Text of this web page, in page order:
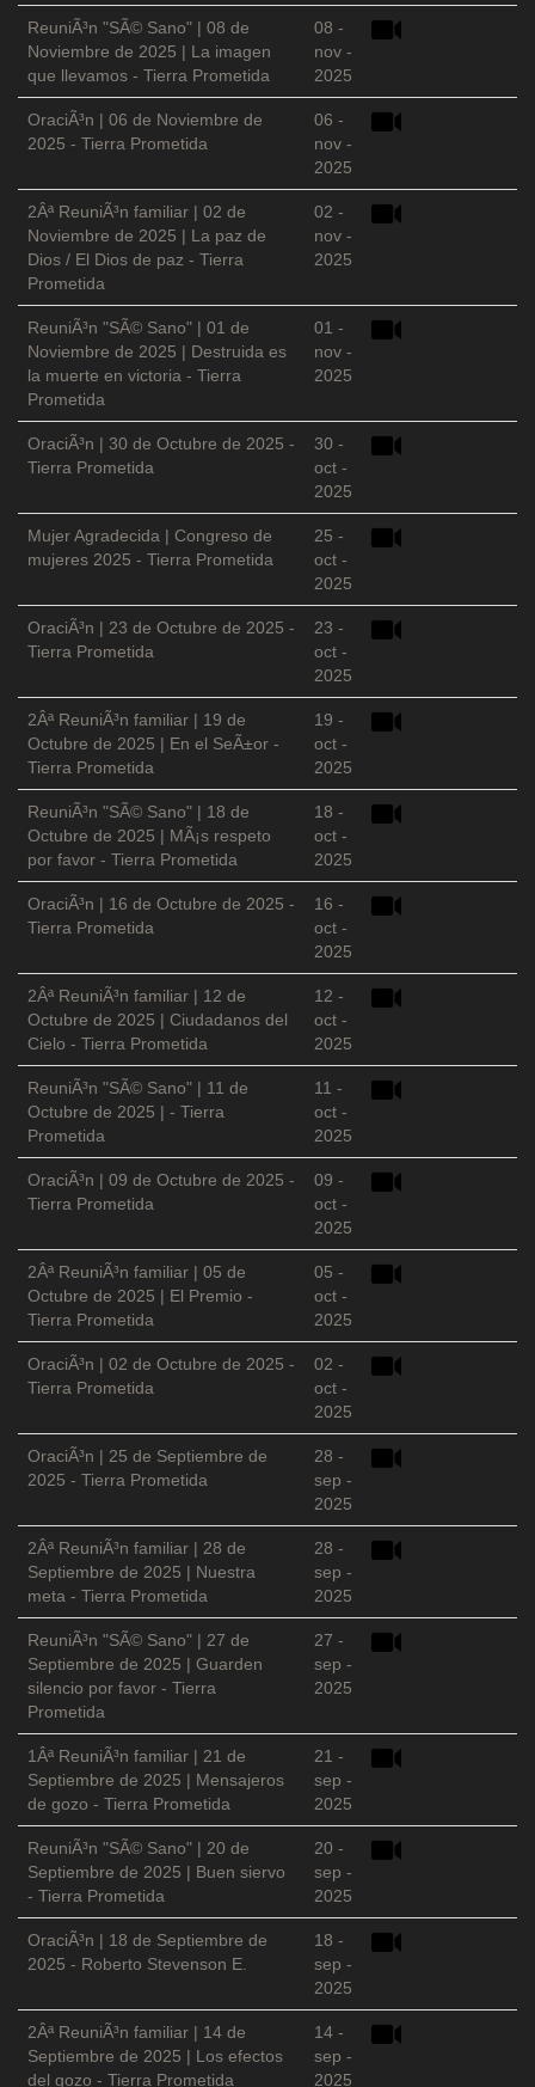
ReuniÃ³n "SÃ© Sano" | 08 de
Noviembre de 2025 | La imagen
que llevamos - Tierra Prometida
08 -
nov -
2025
OraciÃ³n | 06 de Noviembre de
2025 - Tierra Prometida
06 -
nov -
2025
2Âª ReuniÃ³n familiar | 02 de
Noviembre de 2025 | La paz de
Dios / El Dios de paz - Tierra
Prometida
02 -
nov -
2025
ReuniÃ³n "SÃ© Sano" | 01 de
Noviembre de 2025 | Destruida es
la muerte en victoria - Tierra
Prometida
01 -
nov -
2025
OraciÃ³n | 30 de Octubre de 2025 -
Tierra Prometida
30 -
oct -
2025
Mujer Agradecida | Congreso de
mujeres 2025 - Tierra Prometida
25 -
oct -
2025
OraciÃ³n | 23 de Octubre de 2025 -
Tierra Prometida
23 -
oct -
2025
2Âª ReuniÃ³n familiar | 19 de
Octubre de 2025 | En el SeÃ±or -
Tierra Prometida
19 -
oct -
2025
ReuniÃ³n "SÃ© Sano" | 18 de
Octubre de 2025 | MÃ¡s respeto
por favor - Tierra Prometida
18 -
oct -
2025
OraciÃ³n | 16 de Octubre de 2025 -
Tierra Prometida
16 -
oct -
2025
2Âª ReuniÃ³n familiar | 12 de
Octubre de 2025 | Ciudadanos del
Cielo - Tierra Prometida
12 -
oct -
2025
ReuniÃ³n "SÃ© Sano" | 11 de
Octubre de 2025 | - Tierra
Prometida
11 -
oct -
2025
OraciÃ³n | 09 de Octubre de 2025 -
Tierra Prometida
09 -
oct -
2025
2Âª ReuniÃ³n familiar | 05 de
Octubre de 2025 | El Premio -
Tierra Prometida
05 -
oct -
2025
OraciÃ³n | 02 de Octubre de 2025 -
Tierra Prometida
02 -
oct -
2025
OraciÃ³n | 25 de Septiembre de
2025 - Tierra Prometida
28 -
sep -
2025
2Âª ReuniÃ³n familiar | 28 de
Septiembre de 2025 | Nuestra
meta - Tierra Prometida
28 -
sep -
2025
ReuniÃ³n "SÃ© Sano" | 27 de
Septiembre de 2025 | Guarden
silencio por favor - Tierra
Prometida
27 -
sep -
2025
1Âª ReuniÃ³n familiar | 21 de
Septiembre de 2025 | Mensajeros
de gozo - Tierra Prometida
21 -
sep -
2025
ReuniÃ³n "SÃ© Sano" | 20 de
Septiembre de 2025 | Buen siervo
- Tierra Prometida
20 -
sep -
2025
OraciÃ³n | 18 de Septiembre de
2025 - Roberto Stevenson E.
18 -
sep -
2025
2Âª ReuniÃ³n familiar | 14 de
Septiembre de 2025 | Los efectos
del gozo - Tierra Prometida
14 -
sep -
2025